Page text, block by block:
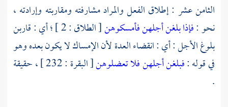
الثامن عشر : إطلاق الفعل والمراد مشارفته ومقاربته وإرادته ،
نحو :فإذا بلغن أجلهن فأمسكوهن
[ الطلاق : 2 ] ؛ أي : قاربن
بلوغ الأجل : أي : انقضاء العدة لأن الإمساك لا يكون بعده وهو
في قوله :فبلغن أجلهن فلا تعضلوهن
[ البقرة : 232 ] ، حقيقة
.